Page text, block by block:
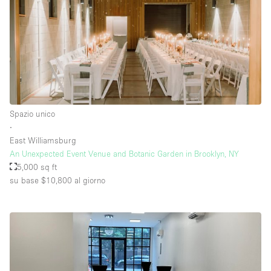
Piano/Accesso
Seminterrato
Piano terra su corte
Piano terra su strada
Terrazza
Di sopra
Spazio unico
∙
East Williamsburg
An Unexpected Event Venue and Botanic Garden in Brooklyn, NY
5,000 sq ft
su base $10,800 al giorno